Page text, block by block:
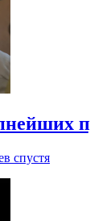
спустя